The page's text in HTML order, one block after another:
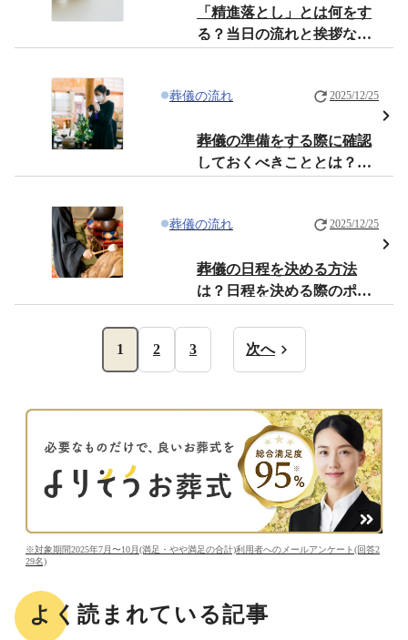
「精進落とし」とは何をす
る？当日の流れと挨拶など
葬儀の流れ 2025/12/25
葬儀の準備をする際に確認
しておくべきこととは？流
葬儀の流れ 2025/12/25
葬儀の日程を決める方法
は？日程を決める際のポイ
1 2 3 次へ
※対象期間2025年7月〜10月(満足・やや満足の合計)利用者へのメールアンケート(回答2
29名)
よく読まれている記事